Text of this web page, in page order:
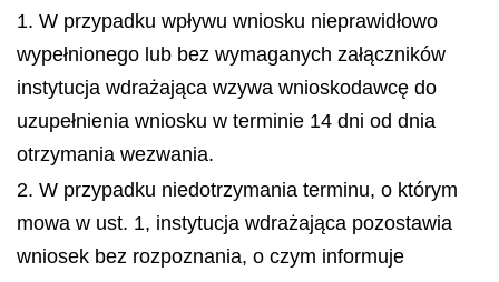
1. W przypadku wpływu wniosku nieprawidłowo
wypełnionego lub bez wymaganych załączników
instytucja wdrażająca wzywa wnioskodawcę do
uzupełnienia wniosku w terminie 14 dni od dnia
otrzymania wezwania.
2. W przypadku niedotrzymania terminu, o którym
mowa w ust. 1, instytucja wdrażająca pozostawia
wniosek bez rozpoznania, o czym informuje